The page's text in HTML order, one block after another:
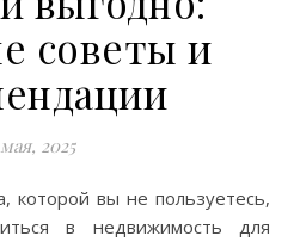
советы и
2025
в недвижимость для